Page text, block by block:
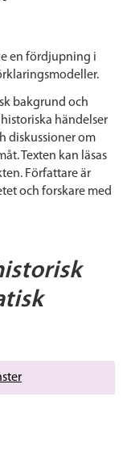
en fördjupning i
bakgrund och
händelser
diskussioner om
Texten kan läsas
Författare är
och forskare med